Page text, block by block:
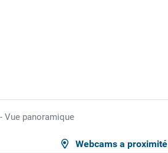
Vue panoramique
Webcams a proximité